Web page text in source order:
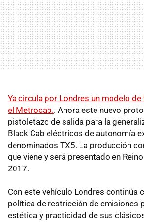
Ya circula por Londres un modelo
el Metrocab.. Ahora este nuevo
pistoletazo de salida para la
Black Cab eléctricos de autonomía
denominados TX5. La producción
que viene y será presentado en
2017.
Con este vehículo Londres continúa
política de restricción de emisiones
estética y practicidad de sus